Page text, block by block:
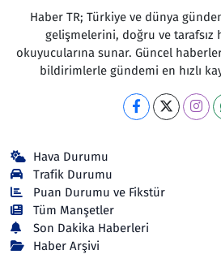
Haber TR; Türkiye ve dünya
gelişmelerini, doğru ve tarafsız
okuyucularına sunar. Güncel
bildirimlerle gündemi en hızlı
Hava Durumu
Trafik Durumu
Puan Durumu ve Fikstür
Tüm Manşetler
Son Dakika Haberleri
Haber Arşivi